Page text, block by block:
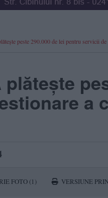
peste 290.000 de lei pentru servicii
a
FOTO (1) VERSIUNE